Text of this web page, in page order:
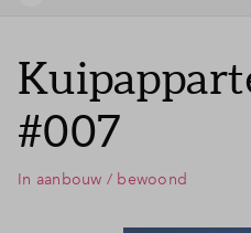
#007
In aanbouw / bewoond